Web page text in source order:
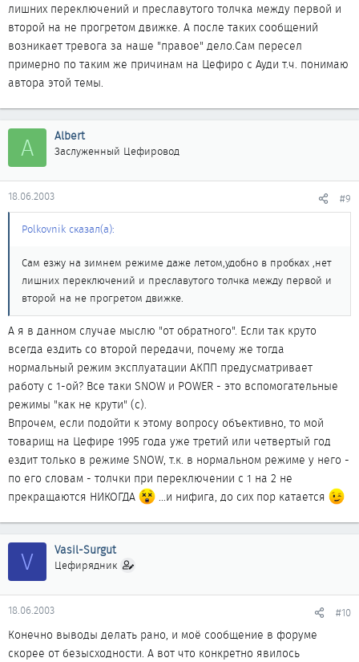
лишних переключений и преславутого толчка между первой и
второй на не прогретом движке. А после таких сообщений
возникает тревога за наше "правое" дело.Сам пересел
примерно по таким же причинам на Цефиро с Ауди т.ч. понимаю
автора этой темы.
A Albert
Заслуженный Цефировод
18.06.2003 #9
Polkovnik сказал(а):
Сам езжу на зимнем режиме даже летом,удобно в пробках ,нет
лишних переключений и преславутого толчка между первой и
второй на не прогретом движке.
А я в данном случае мыслю "от обратного". Если так круто
всегда ездить со второй передачи, почему же тогда
нормальный режим эксплуатации АКПП предусматривает
работу с 1-ой? Все таки SNOW и POWER - это вспомогательные
режимы "как не крути" (с).
Впрочем, если подойти к этому вопросу объективно, то мой
товарищ на Цефире 1995 года уже третий или четвертый год
ездит только в режиме SNOW, т.к. в нормальном режиме у него -
по его словам - толчки при переключении с 1 на 2 не
прекращаются НИКОГДА
...и нифига, до сих пор катается
V Vasil-Surgut
Цефирядник
18.06.2003 #10
Конечно выводы делать рано, и моё сообщение в форуме
скорее от безысходности. А вот что конкретно явилось